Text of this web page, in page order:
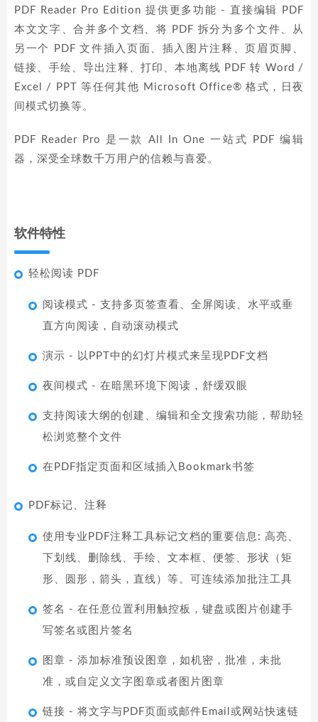
PDF Reader Pro Edition 提供更多功能 - 直接编辑 PDF
本文文字、合并多个文档、将 PDF 拆分为多个文件、从
另一个 PDF 文件插入页面、插入图片注释、页眉页脚、
链接、手绘、导出注释、打印、本地离线 PDF 转 Word /
Excel / PPT 等任何其他 Microsoft Office® 格式，日夜
间模式切换等。
PDF Reader Pro 是一款 All In One 一站式 PDF 编辑
器，深受全球数千万用户的信赖与喜爱。
软件特性
轻松阅读 PDF
阅读模式 - 支持多页签查看、全屏阅读、水平或垂
直方向阅读，自动滚动模式
演示 - 以PPT中的幻灯片模式来呈现PDF文档
夜间模式 - 在暗黑环境下阅读，舒缓双眼
支持阅读大纲的创建、编辑和全文搜索功能，帮助轻
松浏览整个文件
在PDF指定页面和区域插入Bookmark书签
PDF标记、注释
使用专业PDF注释工具标记文档的重要信息: 高亮、
下划线、删除线、手绘、文本框、便签、形状（矩
形、圆形，箭头，直线）等。可连续添加批注工具
签名 - 在任意位置利用触控板，键盘或图片创建手
写签名或图片签名
图章 - 添加标准预设图章，如机密，批准，未批
准，或自定义文字图章或者图片图章
链接 - 将文字与PDF页面或邮件Email或网站快速链